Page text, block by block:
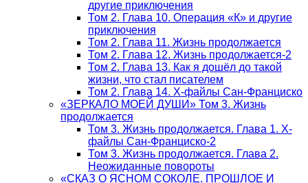
другие приключения
Том 2. Глава 10. Операция «К» и другие
приключения
Том 2. Глава 11. Жизнь продолжается
Том 2. Глава 12. Жизнь продолжается-2
Том 2. Глава 13. Как я дошёл до такой
жизни, что стал писателем
Том 2. Глава 14. Х-файлы Сан-Франциско
«ЗЕРКАЛО МОЕЙ ДУШИ» Том 3. Жизнь
продолжается
Том 3. Жизнь продолжается. Глава 1. Х-
файлы Сан-Франциско-2
Том 3. Жизнь продолжается. Глава 2.
Неожиданные повороты
«СКАЗ О ЯСНОМ СОКОЛЕ. ПРОШЛОЕ И